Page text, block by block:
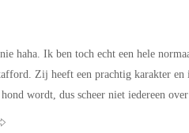
haha. Ik ben toch echt een hele
Zij heeft een prachtig karakter
hond wordt, dus scheer niet iedereen